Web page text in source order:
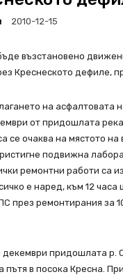
2010-12-15
възстановено
Креснеското дефиле,
на асфалтовата
от придошлата
се очаква на мястото на
подвижна
ремонтни работи са
е наред, към 12
през ремонтирания за
декември придошлата р.
пътя в посока Кресна.